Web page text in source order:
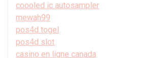
coooled ic autosampler
mewah99
pos4d togel
pos4d slot
casino en ligne canada